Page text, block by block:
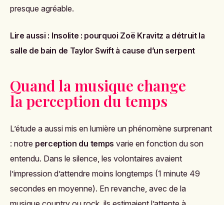
presque agréable.
Lire aussi : Insolite : pourquoi Zoë Kravitz a détruit la
salle de bain de Taylor Swift à cause d’un serpent
Quand la musique change
la perception du temps
L’étude a aussi mis en lumière un phénomène surprenant
: notre perception du temps varie en fonction du son
entendu. Dans le silence, les volontaires avaient
l’impression d’attendre moins longtemps (1 minute 49
secondes en moyenne). En revanche, avec de la